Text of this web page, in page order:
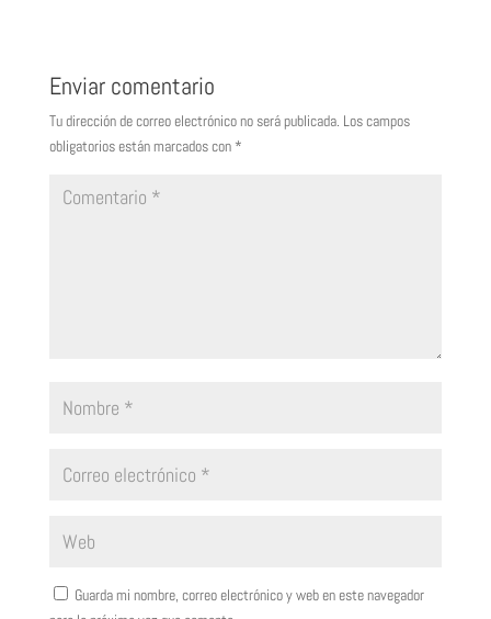
Enviar comentario
Tu dirección de correo electrónico no será publicada. Los campos
obligatorios están marcados con *
Guarda mi nombre, correo electrónico y web en este navegador